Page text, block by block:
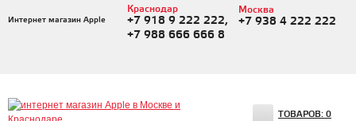
Интернет магазин Apple
Краснодар
+7 918 9 222 222,
+7 988 666 666 8
Москва
+7 938 4 222 222
ТОВАРОВ: 0